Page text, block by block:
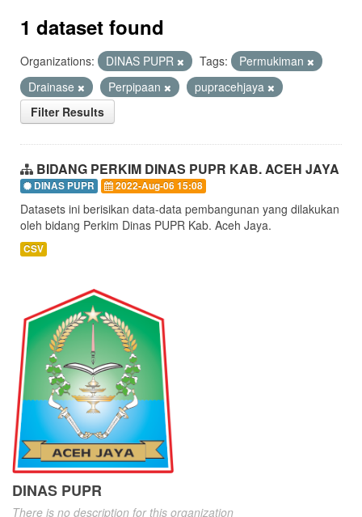
1 dataset found
Organizations: DINAS PUPR Tags:
Permukiman
Drainase
Perpipaan
pupracehjaya
Filter Results
BIDANG PERKIM DINAS PUPR KAB. ACEH JAYA
DINAS PUPR 2022-Aug-06 15:08
Datasets ini berisikan data-data pembangunan yang dilakukan
oleh bidang Perkim Dinas PUPR Kab. Aceh Jaya.
CSV
DINAS PUPR
There is no description for this organization